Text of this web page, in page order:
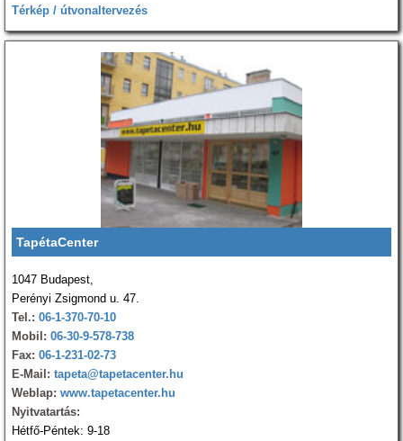
Térkép / útvonaltervezés
TapétaCenter
1047 Budapest,
Perényi Zsigmond u. 47.
Tel.: 06-1-370-70-10
Mobil: 06-30-9-578-738
Fax: 06-1-231-02-73
E-Mail: tapeta@tapetacenter.hu
Weblap: www.tapetacenter.hu
Nyitvatartás:
Hétfő-Péntek: 9-18